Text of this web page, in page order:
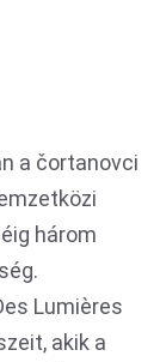
a čortanovci
három
Lumières
akik a